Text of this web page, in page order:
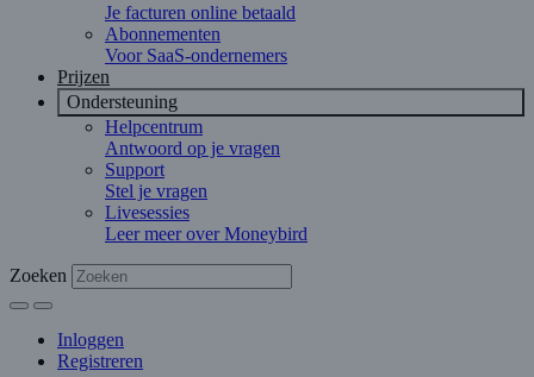
Je facturen online betaald
Abonnementen
Voor SaaS-ondernemers
Prijzen
Ondersteuning
Helpcentrum
Antwoord op je vragen
Support
Stel je vragen
Livesessies
Leer meer over Moneybird
Zoeken
Inloggen
Registreren